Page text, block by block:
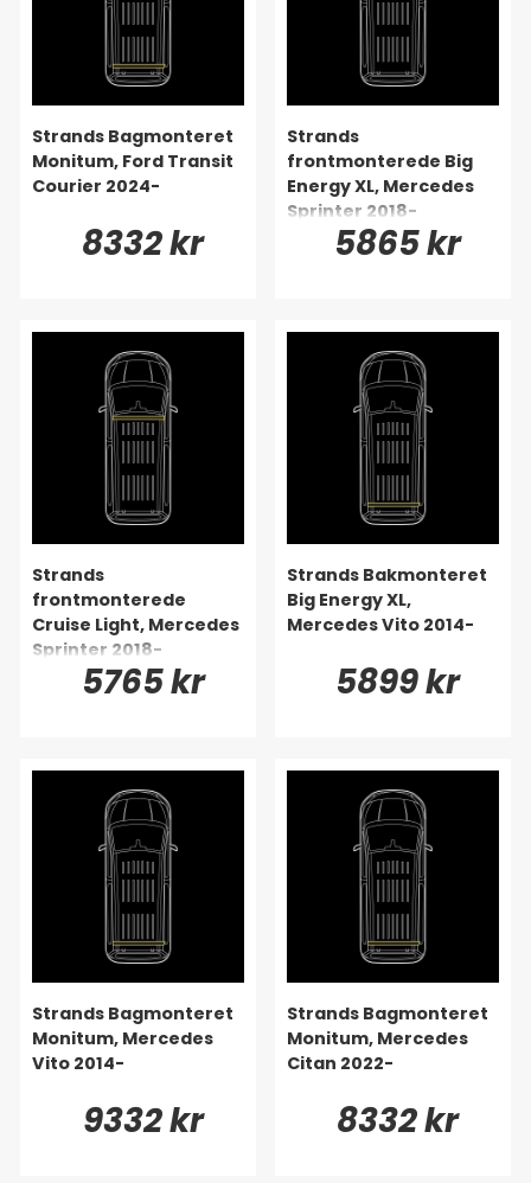
Strands Bagmonteret
Monitum, Ford Transit
Courier 2024-
8332 kr
Strands
frontmonterede Big
Energy XL, Mercedes
Sprinter 2018-
5865 kr
Strands
frontmonterede
Cruise Light, Mercedes
Sprinter 2018-
5765 kr
Strands Bakmonteret
Big Energy XL,
Mercedes Vito 2014-
5899 kr
Strands Bagmonteret
Monitum, Mercedes
Vito 2014-
9332 kr
Strands Bagmonteret
Monitum, Mercedes
Citan 2022-
8332 kr